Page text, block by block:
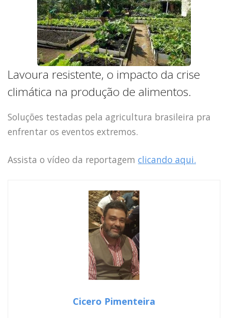
Capacidade de Suporte do Ecossistema
Exemplo de Externalidade e Poluição
Instrumentos Econômicos na Poluição
Instrumento de Comando e Controle
Princípio do Poluidor Pagador
Nível Ótimo de Poluição
Pigou e poluição
Ronald Coase e Poluição
Economia do Setor Público e Meio Ambiente
Parceiros
Vídeos Educativos
Lavoura resistente, o impacto da crise
climática na produção de alimentos.
Soluções testadas pela agricultura brasileira pra
enfrentar os eventos extremos.
Assista o vídeo da reportagem clicando aqui.
Cicero Pimenteira